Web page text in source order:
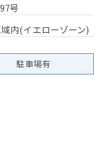
号
内(イエローゾーン)
駐車場有